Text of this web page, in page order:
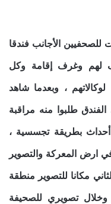
للصحفيين الأجانب فندقا
لهم وغرف إقامة وكل
، وبعدما شاهد
طلبوا منه مراقبة
أحداث بطريقة تجسسية ،
ارض المعركة والتصوير
مكانا للتصوير منطقة
تصويري للصحيفة